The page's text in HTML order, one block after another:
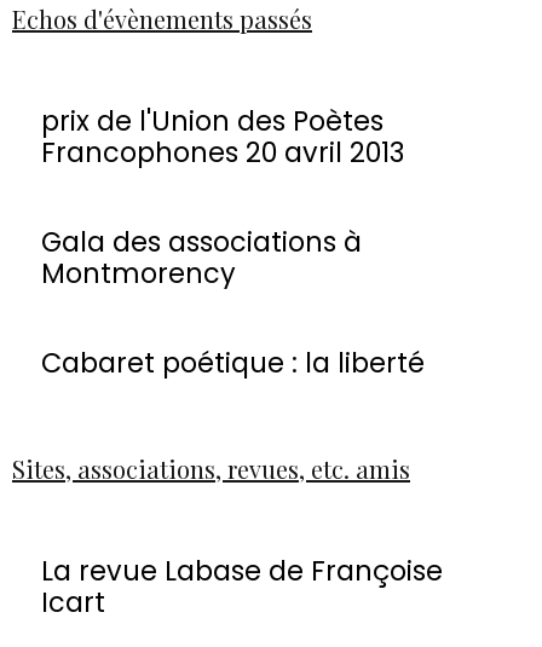
Echos d'évènements passés
prix de l'Union des Poètes
Francophones 20 avril 2013
Gala des associations à
Montmorency
Cabaret poétique : la liberté
Sites, associations, revues, etc. amis
La revue Labase de Françoise
Icart